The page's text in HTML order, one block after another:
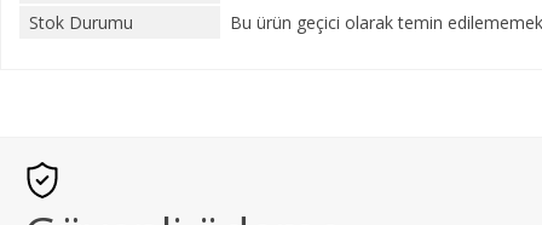
Stok Durumu
Bu ürün geçici olarak temin